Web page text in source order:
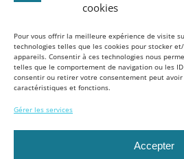
cookies
Pour vous offrir la meilleure expérience de visite
technologies telles que les cookies pour stocker
appareils. Consentir à ces technologies nous
telles que le comportement de navigation ou les
consentir ou retirer votre consentement peut
caractéristiques et fonctions.
Gérer les services
Accepter